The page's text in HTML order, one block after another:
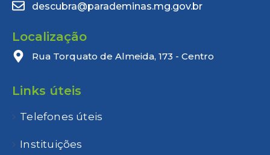
descubra@parademinas.mg.gov.br
Localização
Rua Torquato de Almeida, 173 - Centro
Links úteis
Telefones úteis
Instituições